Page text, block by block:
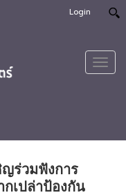
Login
ญร่วมฟังการ
กเปล่าป้องกัน